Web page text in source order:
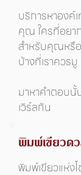
บริการหาองค์
คุณ ใครที่อยา
สำหรับคุณหรื
บ้างที่เราควรมู
มาหาคำตอบนั้
เวิร์ลกัน
พิมพ์เขียวดว
พิมพ์เขียวแห่ง